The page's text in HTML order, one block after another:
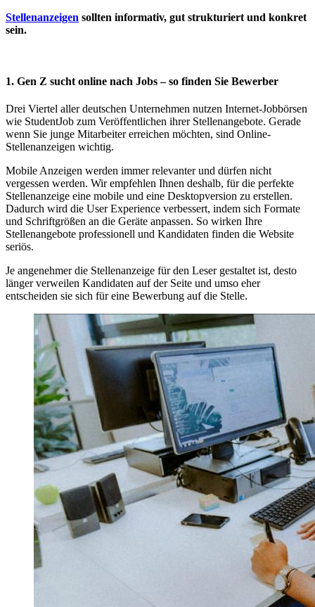
Stellenanzeigen sollten informativ, gut strukturiert und konkret
sein.
1. Gen Z sucht online nach Jobs – so finden Sie Bewerber
Drei Viertel aller deutschen Unternehmen nutzen Internet-Jobbörsen
wie StudentJob zum Veröffentlichen ihrer Stellenangebote. Gerade
wenn Sie junge Mitarbeiter erreichen möchten, sind Online-
Stellenanzeigen wichtig.
Mobile Anzeigen werden immer relevanter und dürfen nicht
vergessen werden. Wir empfehlen Ihnen deshalb, für die perfekte
Stellenanzeige eine mobile und eine Desktopversion zu erstellen.
Dadurch wird die User Experience verbessert, indem sich Formate
und Schriftgrößen an die Geräte anpassen. So wirken Ihre
Stellenangebote professionell und Kandidaten finden die Website
seriös.
Je angenehmer die Stellenanzeige für den Leser gestaltet ist, desto
länger verweilen Kandidaten auf der Seite und umso eher
entscheiden sie sich für eine Bewerbung auf die Stelle.